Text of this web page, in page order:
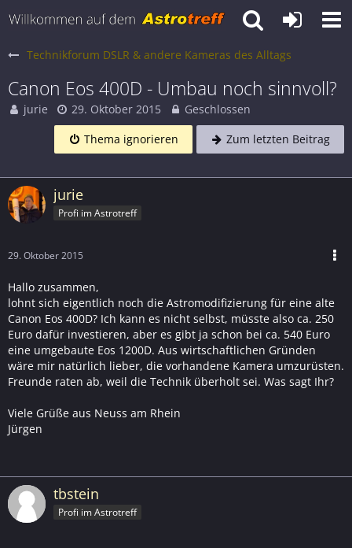
Technikforum DSLR & andere Kameras des Alltags
Canon Eos 400D - Umbau noch sinnvoll?
jurie 29. Oktober 2015
Geschlossen
Thema ignorieren
Zum letzten Beitrag
jurie
Profi im Astrotreff
29. Oktober 2015
Hallo zusammen,
lohnt sich eigentlich noch die Astromodifizierung für eine alte
Canon Eos 400D? Ich kann es nicht selbst, müsste also ca. 250
Euro dafür investieren, aber es gibt ja schon bei ca. 540 Euro
eine umgebaute Eos 1200D. Aus wirtschaftlichen Gründen
wäre mir natürlich lieber, die vorhandene Kamera umzurüsten.
Freunde raten ab, weil die Technik überholt sei. Was sagt Ihr?
Viele Grüße aus Neuss am Rhein
Jürgen
tbstein
Profi im Astrotreff